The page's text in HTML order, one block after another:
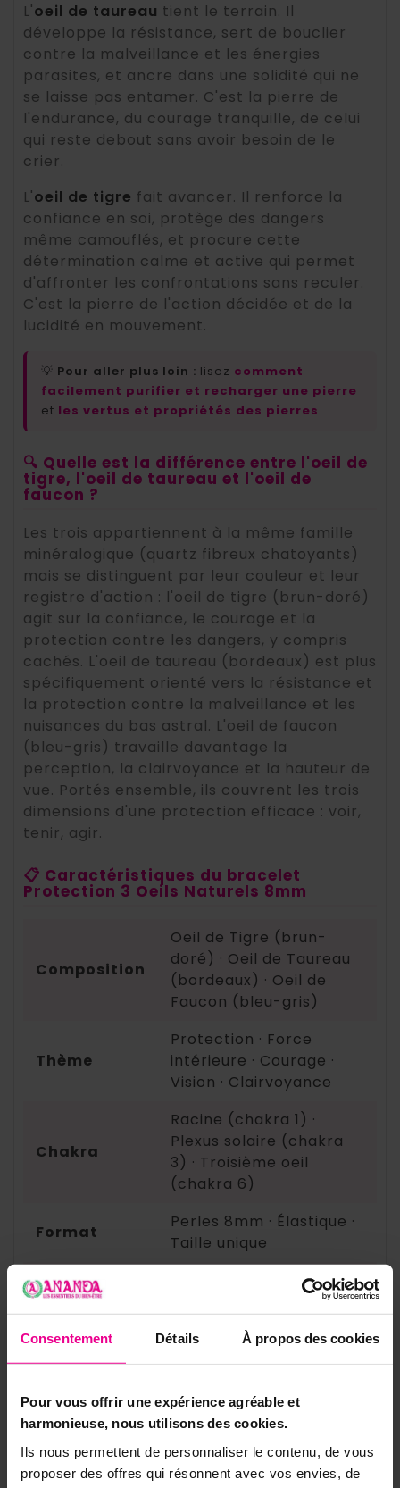
Consentement Détails À propos des cookies
Pour vous offrir une expérience agréable et
harmonieuse, nous utilisons des cookies.
Ils nous permettent de personnaliser le contenu, de vous
proposer des offres qui résonnent avec vos envies, de
L'oeil de taureau tient le terrain. Il
développe la résistance, sert de bouclier
contre la malveillance et les énergies
parasites, et ancre dans une solidité qui ne
se laisse pas entamer. C'est la pierre de
l'endurance, du courage tranquille, de celui
qui reste debout sans avoir besoin de le
crier.
L'oeil de tigre fait avancer. Il renforce la
confiance en soi, protège des dangers
même camouflés, et procure cette
détermination calme et active qui permet
d'affronter les confrontations sans reculer.
C'est la pierre de l'action décidée et de la
lucidité en mouvement.
💡 Pour aller plus loin : lisez comment
facilement purifier et recharger une pierre
et les vertus et propriétés des pierres.
🔍 Quelle est la différence entre l'oeil de
tigre, l'oeil de taureau et l'oeil de
faucon ?
Les trois appartiennent à la même famille
minéralogique (quartz fibreux chatoyants)
mais se distinguent par leur couleur et leur
registre d'action : l'oeil de tigre (brun-doré)
agit sur la confiance, le courage et la
protection contre les dangers, y compris
cachés. L'oeil de taureau (bordeaux) est plus
spécifiquement orienté vers la résistance et
la protection contre la malveillance et les
nuisances du bas astral. L'oeil de faucon
(bleu-gris) travaille davantage la
perception, la clairvoyance et la hauteur de
vue. Portés ensemble, ils couvrent les trois
dimensions d'une protection efficace : voir,
tenir, agir.
📋 Caractéristiques du bracelet
Protection 3 Oeils Naturels 8mm
Composition
Oeil de Tigre (brun-
doré) · Oeil de Taureau
(bordeaux) · Oeil de
Faucon (bleu-gris)
Thème
Protection · Force
intérieure · Courage ·
Vision · Clairvoyance
Chakra
Racine (chakra 1) ·
Plexus solaire (chakra
3) · Troisième oeil
(chakra 6)
Format
Perles 8mm · Élastique ·
Taille unique
Logique du
trio
Voir (faucon) · Tenir
(taureau) · Agir (tigre)
✨ Bracelets protection et force
intérieure
Oeil de Tigre 8mm
Oeil de Taureau 8mm